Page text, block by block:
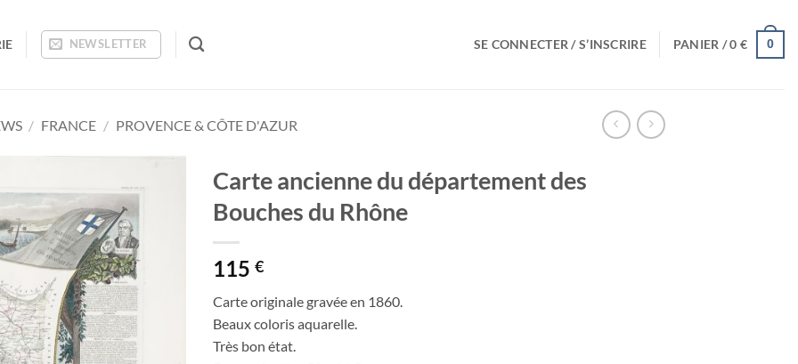
NEWSLETTER SE CONNECTER / S’INSCRIRE PANIER /0€ 0
/ FRANCE / PROVENCE & CÔTE D'AZUR
Ajouter
wishlist
Carte ancienne du département des
Bouches du Rhône
115 €
Carte originale gravée en 1860.
Beaux coloris aquarelle.
Très bon état.